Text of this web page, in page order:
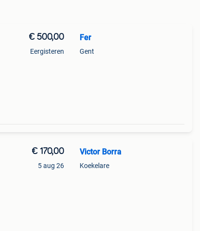
€ 500,00
Eergisteren
Fer
Gent
€ 170,00
5 aug 26
Victor Borra
Koekelare